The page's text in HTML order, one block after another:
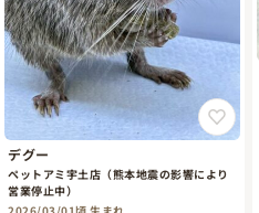
デグー
ペットアミ宇土店（熊本地震の影響により
営業停止中）